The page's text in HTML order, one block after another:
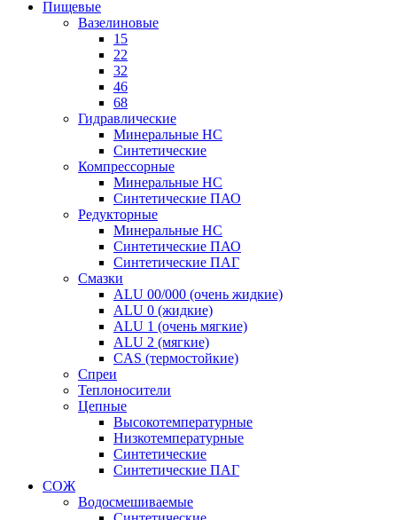
Пищевые
Вазелиновые
15
22
32
46
68
Гидравлические
Минеральные HC
Синтетические
Компрессорные
Минеральные HC
Синтетические ПАО
Редукторные
Минеральные HC
Синтетические ПАО
Синтетические ПАГ
Смазки
ALU 00/000 (очень жидкие)
ALU 0 (жидкие)
ALU 1 (очень мягкие)
ALU 2 (мягкие)
CAS (термостойкие)
Спреи
Теплоносители
Цепные
Высокотемпературные
Низкотемпературные
Синтетические
Синтетические ПАГ
СОЖ
Водосмешиваемые